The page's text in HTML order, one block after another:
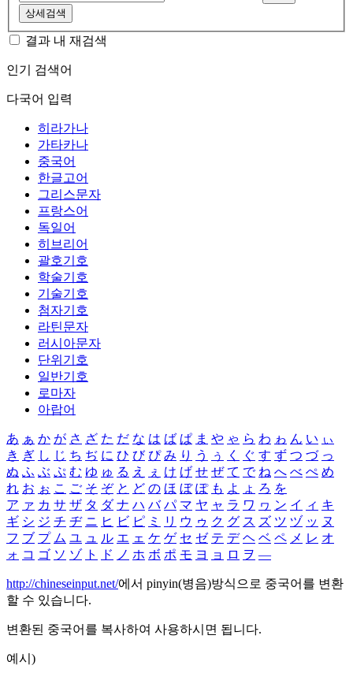
상세검색
결과 내 재검색
인기 검색어
다국어 입력
히라가나
가타카나
중국어
한글고어
그리스문자
프랑스어
독일어
히브리어
괄호기호
학술기호
기술기호
첨자기호
라틴문자
러시아문자
단위기호
일반기호
로마자
아랍어
あ ぁ か が さ ざ た だ な は ば ぱ ま や ゃ ら わ ゎ ん い ぃ
き ぎ し じ ち ぢ に ひ び ぴ み り う ぅ く ぐ す ず つ づ っ
ぬ ふ ぶ ぷ む ゆ ゅ る え ぇ け げ せ ぜ て で ね へ べ ぺ め
れ お ぉ こ ご そ ぞ と ど の ほ ぼ ぽ も よ ょ ろ を
ア ァ カ サ ザ タ ダ ナ ハ バ パ マ ヤ ャ ラ ワ ヮ ン イ ィ キ
ギ シ ジ チ ヂ ニ ヒ ビ ピ ミ リ ウ ゥ ク グ ス ズ ツ ヅ ッ ヌ
フ ブ プ ム ユ ュ ル エ ェ ケ ゲ セ ゼ テ デ ヘ ベ ペ メ レ オ
ォ コ ゴ ソ ゾ ト ド ノ ホ ボ ポ モ ヨ ョ ロ ヲ ―
http://chineseinput.net/에서 pinyin(병음)방식으로 중국어를 변환
할 수 있습니다.
변환된 중국어를 복사하여 사용하시면 됩니다.
예시)